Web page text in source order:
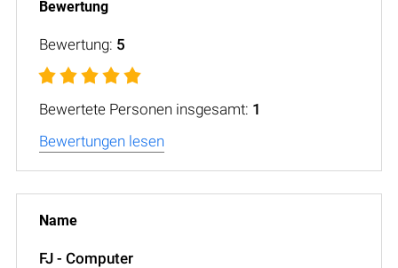
Bewertung: 5
Bewertete Personen insgesamt: 1
Bewertungen lesen
FJ - Computer